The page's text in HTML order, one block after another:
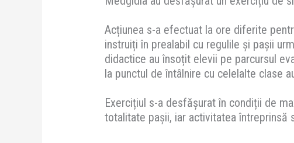
Acțiunea s-a efectuat la ore diferite
instruiți în prealabil cu regulile și pașii
didactice au însoțit elevii pe parcursul
la punctul de întâlnire cu celelalte clase
Exercițiul s-a desfășurat în condiții de
totalitate pașii, iar activitatea întreprinsă